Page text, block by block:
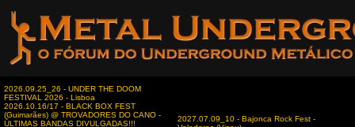
2026.09.25_26 - UNDER THE DOOM
FESTIVAL 2026 - Lisboa
2026.10.16/17 - BLACK BOX FEST
(Guimarães) @ TROVADORES DO CANO -
ÚLTIMAS BANDAS DIVULGADAS!!!
2027.07.09_10 - Bajonca Rock Fest -